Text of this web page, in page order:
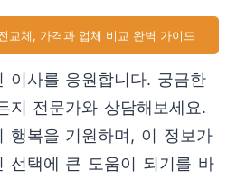
교체, 가격과 업체 비교 완벽 가이드
이사를 응원합니다. 궁금한
지 전문가와 상담해보세요.
행복을 기원하며, 이 정보가
선택에 큰 도움이 되기를 바